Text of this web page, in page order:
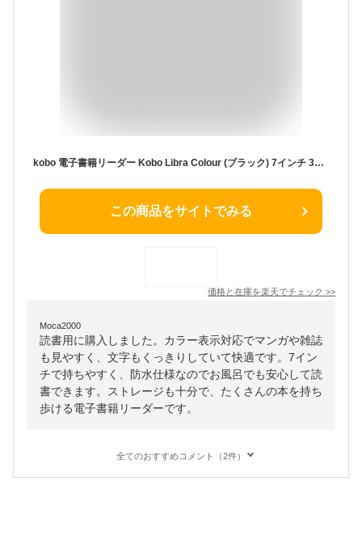
kobo 電子書籍リーダー Kobo Libra Colour (ブラック) 7インチ 32G 防水タイプ N428-KJ-BK-S-CK
この商品をサイトでみる
価格と在庫を楽天でチェック >>
Moca2000
読書用に購入しました。カラー表示対応でマンガや雑誌
も見やすく、文字もくっきりしていて快適です。7イン
チで持ちやすく、防水仕様なのでお風呂でも安心して読
書できます。ストレージも十分で、たくさんの本を持ち
歩ける電子書籍リーダーです。
全てのおすすめコメント（2件）